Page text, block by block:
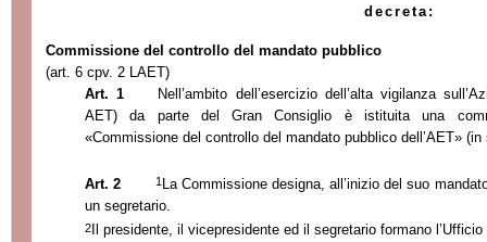
decreta:
Commissione del controllo del mandato pubblico
(art. 6 cpv. 2 LAET)
Art. 1
Nell’ambito dell’esercizio dell’alta vigilanza
AET) da parte del Gran Consiglio è istituita
una
«Commissione del controllo del mandato pubblico dell’AET»
Art. 2 1La Commissione designa, all’inizio del suo
un segretario.
2 Il presidente, il vicepresidente ed il segretario formano